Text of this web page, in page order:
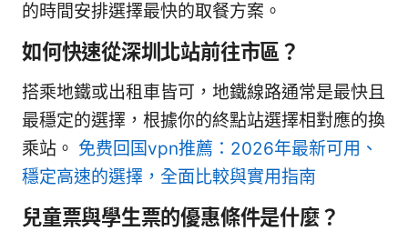
的時間安排選擇最快的取餐方案。
如何快速從深圳北站前往市區？
搭乘地鐵或出租車皆可，地鐵線路通常是最快且
最穩定的選擇，根據你的終點站選擇相對應的換
乘站。 免费回国vpn推薦：2026年最新可用、
穩定高速的選擇，全面比較與實用指南
兒童票與學生票的優惠條件是什麼？